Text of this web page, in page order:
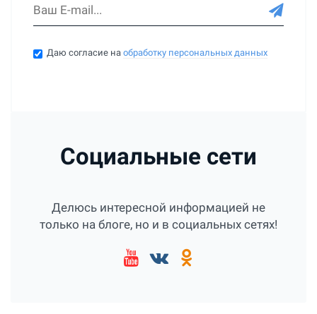
Даю согласие наобработку персональных данных
Социальные сети
Делюсь интересной информацией не
только на блоге, но и в социальных сетях!